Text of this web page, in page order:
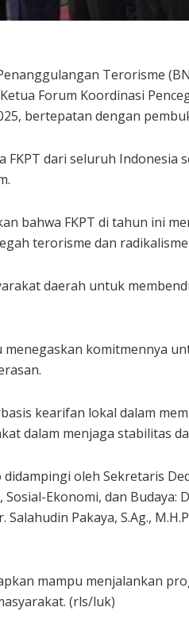
Terorisme
Forum Koordinasi
bertepatan dengan
FKPT dari seluruh
bahwa FKPT di tahun ini
terorisme dan
daerah untuk
komitmennya
kearifan lokal dalam
dalam menjaga stabilitas
oleh Sekretaris
Ekonomi, dan Budaya:
Salahudin Pakaya, S.Ag.,
mampu menjalankan
(rls/luk)